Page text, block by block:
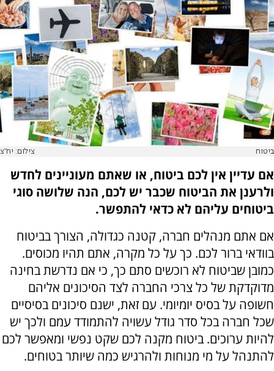
ביטוח צילום: יח"צ
אם עדיין אין לכם ביטוח, או שאתם מעוניינים לחדש
ולרענן את הביטוח שכבר יש לכם, הנה שלושה סוגי
ביטוחים עליהם לא כדאי להתפשר.
אם אתם מנהלים חברה, קטנה כגדולה, הצורך בביטוח
בוודאי ברור לכם. כך על כל מקרה, אתם תהיו מכוסים.
כמובן שביטוח לא רוכשים סתם כך, כי אם נדרשת בחינה
מדוקדקת של כל צרכי החברה לצד הסיכונים אליהם
חשופה על בסיס יומיומי. עם זאת, ישנם סיכונים בסיסיים
שכל חברה בכל סדר גודל עשויה להתמודד עמם ולכך יש
להיות ערוכים. ביטוח מקנה לכם שקט נפשי ומאפשר לכם
להתנהל על מי מנוחות ולהרגיש כמה שיותר בטוחים.